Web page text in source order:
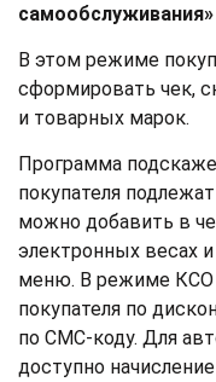
В этом режиме
сформировать чек,
и товарных марок.
Программа
покупателя
можно добавить в
электронных весах
меню. В режиме КСО
покупателя по
по СМС-коду. Для
доступно